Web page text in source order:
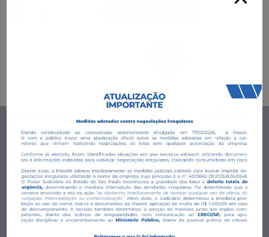
Agende uma visita a este imóvel.
Preencha o formulário para um dos nossos corretores entrar
em contato com você.